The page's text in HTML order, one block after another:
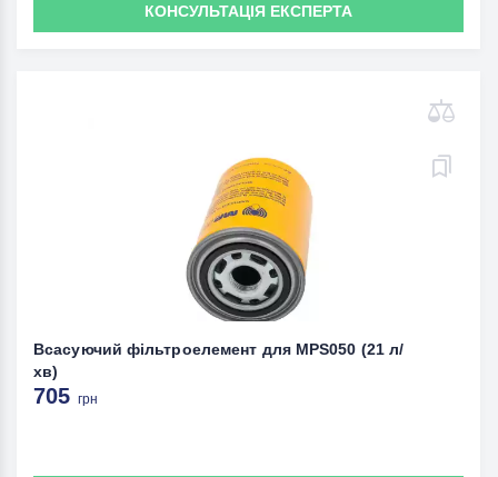
КОНСУЛЬТАЦІЯ ЕКСПЕРТА
Всасуючий фільтроелемент для MPS050 (21 л/
хв)
705 грн